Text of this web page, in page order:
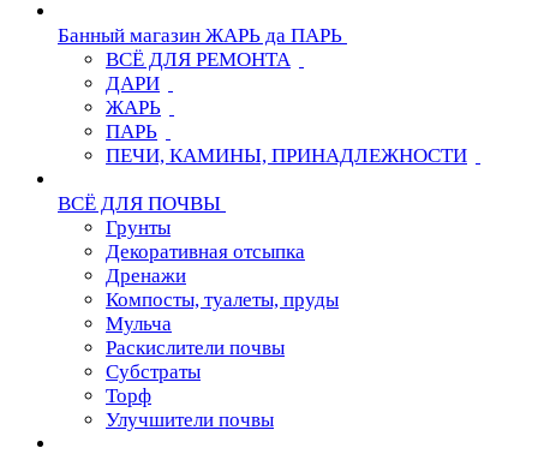
Банный магазин ЖАРЬ да ПАРЬ
ВСЁ ДЛЯ РЕМОНТА
ДАРИ
ЖАРЬ
ПАРЬ
ПЕЧИ, КАМИНЫ, ПРИНАДЛЕЖНОСТИ
ВСЁ ДЛЯ ПОЧВЫ
Грунты
Декоративная отсыпка
Дренажи
Компосты, туалеты, пруды
Мульча
Раскислители почвы
Субстраты
Торф
Улучшители почвы